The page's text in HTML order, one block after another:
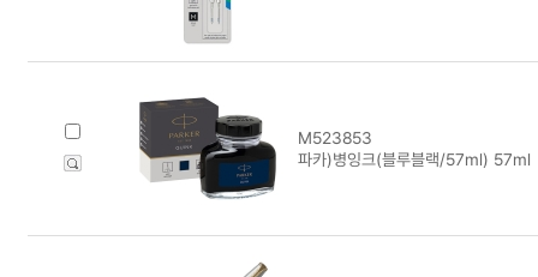
M523853
파카)병잉크(블루블랙/57ml) 57ml